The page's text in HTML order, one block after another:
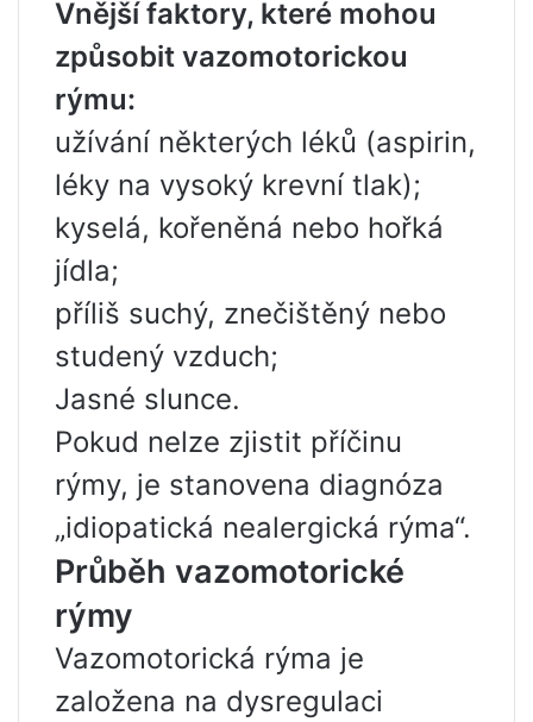
Vnější faktory, které mohou
způsobit vazomotorickou
rýmu:
užívání některých léků (aspirin,
léky na vysoký krevní tlak);
kyselá, kořeněná nebo hořká
jídla;
příliš suchý, znečištěný nebo
studený vzduch;
Jasné slunce.
Pokud nelze zjistit příčinu
rýmy, je stanovena diagnóza
„idiopatická nealergická rýma“.
Průběh vazomotorické
rýmy
Vazomotorická rýma je
založena na dysregulaci